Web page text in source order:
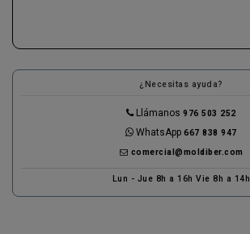
¿Necesitas ayuda?
Llámanos976 503 252
WhatsApp667 838 947
comercial@moldiber.com
Lun - Jue 8h a 16h Vie 8h a 14h